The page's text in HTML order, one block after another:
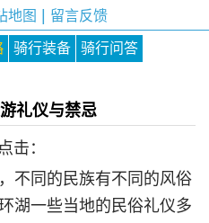
地图 留言反馈
骑行装备
骑行问答
礼仪与禁忌
：
不同的民族有不同的风俗
湖一些当地的民俗礼仪多